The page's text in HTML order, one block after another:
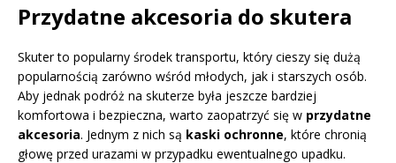
Przydatne akcesoria do skutera
Skuter to popularny środek transportu, który cieszy się dużą
popularnością zarówno wśród młodych, jak i starszych osób.
Aby jednak podróż na skuterze była jeszcze bardziej
komfortowa i bezpieczna, warto zaopatrzyć się w przydatne
akcesoria. Jednym z nich są kaski ochronne, które chronią
głowę przed urazami w przypadku ewentualnego upadku.